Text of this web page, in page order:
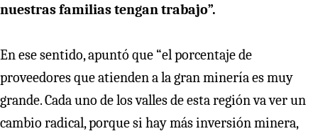
nuestras familias tengan trabajo”.
En ese sentido, apuntó que “el porcentaje de
proveedores que atienden a la gran minería es muy
grande. Cada uno de los valles de esta región va ver un
cambio radical, porque si hay más inversión minera,